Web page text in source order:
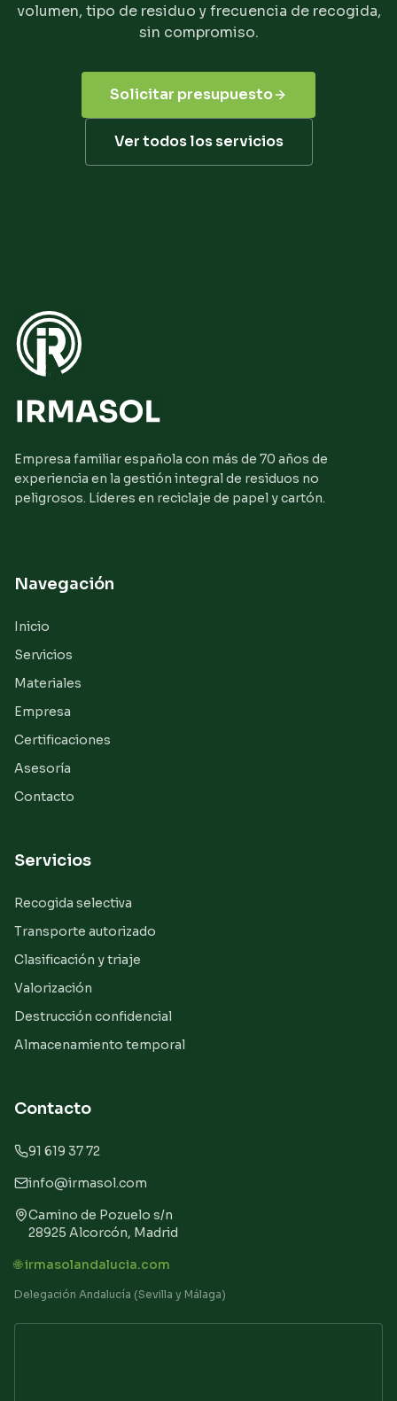
volumen, tipo de residuo y frecuencia de recogida,
sin compromiso.
Solicitar presupuesto
Ver todos los servicios
Empresa familiar española con más de 70 años de
experiencia en la gestión integral de residuos no
peligrosos. Líderes en reciclaje de papel y cartón.
Navegación
Inicio
Servicios
Materiales
Empresa
Certificaciones
Asesoría
Contacto
Servicios
Recogida selectiva
Transporte autorizado
Clasificación y triaje
Valorización
Destrucción confidencial
Almacenamiento temporal
Contacto
91 619 37 72
info@irmasol.com
Camino de Pozuelo s/n
28925 Alcorcón, Madrid
🌐 irmasolandalucia.com
Delegación Andalucía (Sevilla y Málaga)